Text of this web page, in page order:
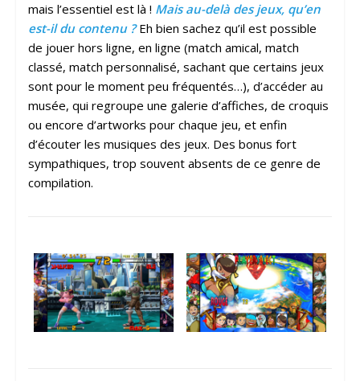
mais l’essentiel est là ! Mais au-delà des jeux, qu’en
est-il du contenu ?Eh bien sachez qu’il est possible
de jouer hors ligne, en ligne (match amical, match
classé, match personnalisé, sachant que certains jeux
sont pour le moment peu fréquentés…), d’accéder au
musée, qui regroupe une galerie d’affiches, de croquis
ou encore d’artworks pour chaque jeu, et enfin
d’écouter les musiques des jeux. Des bonus fort
sympathiques, trop souvent absents de ce genre de
compilation.